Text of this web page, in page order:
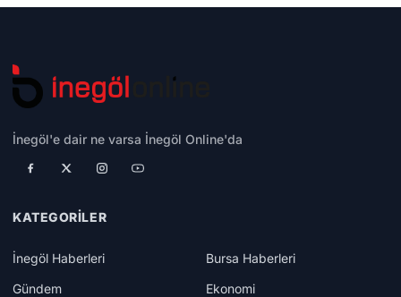
İnegöl'e dair ne varsa İnegöl Online'da
KATEGORILER
İnegöl Haberleri
Bursa Haberleri
Gündem
Ekonomi